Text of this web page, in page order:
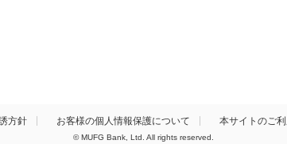
方針 お客様の個人情報保護について 本サイトのご
© MUFG Bank, Ltd. All rights reserved.